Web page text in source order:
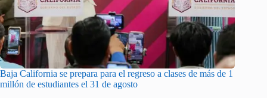
Baja California se prepara para el regreso a clases de más de 1
millón de estudiantes el 31 de agosto